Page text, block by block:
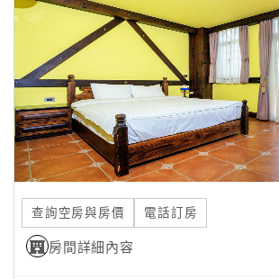
滿
度
訂
單
管
理
查詢空房與房價 電話訂房
房間詳細內容